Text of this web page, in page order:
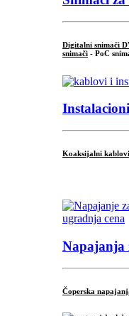
Digitalni snimači
snimači - PoC
Koaksijalni kablovi
Napajanja
Čoperska